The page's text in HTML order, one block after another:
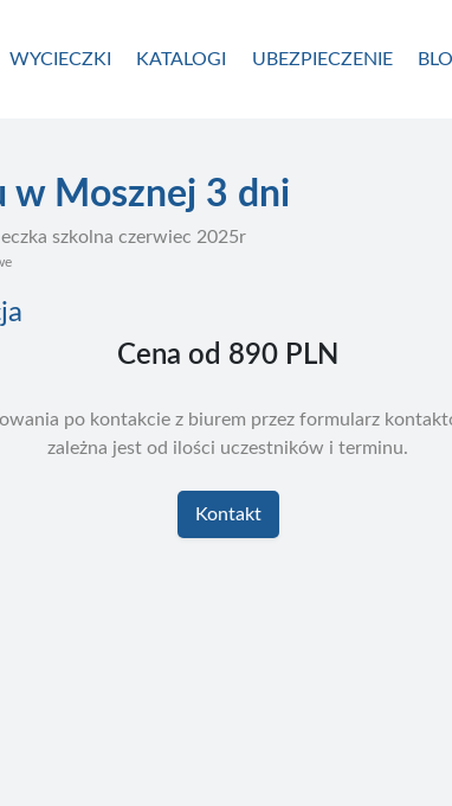
WYCIECZKI KATALOGI UBEZPIECZENIE
w Mosznej 3 dni
szkolna czerwiec 2025r
Cena od 890 PLN
po kontakcie z biurem przez formularz
zależna jest od ilości uczestników i terminu.
Kontakt